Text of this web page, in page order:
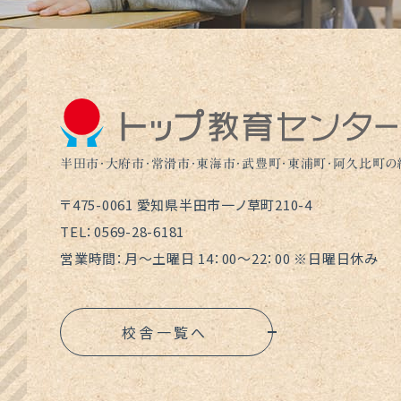
半田市・大府市・常滑市・東海市・武豊町・東浦町・阿久比町
〒475-0061 愛知県半田市一ノ草町210-4
TEL：0569-28-6181
営業時間：月～土曜日 14：00～22：00 ※日曜日休み
校舎一覧へ